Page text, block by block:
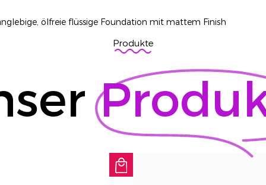
ölfreie flüssige Foundation mit mattem Finish
Produkte